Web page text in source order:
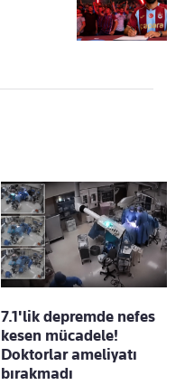
7.1'lik depremde nefes
kesen mücadele!
Doktorlar ameliyatı
bırakmadı